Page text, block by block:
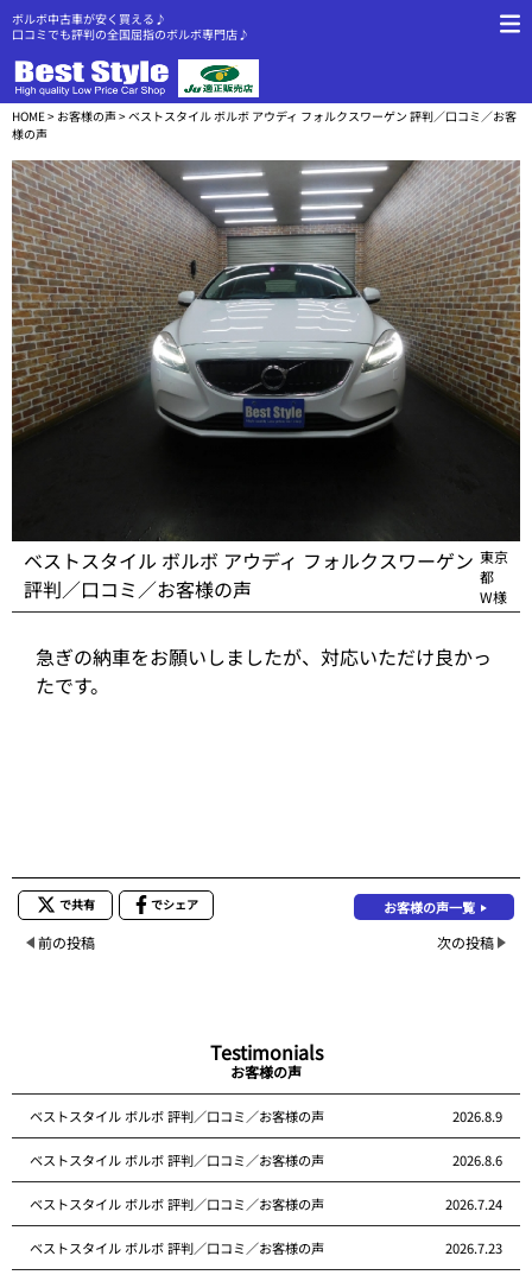
ボルボ中古車が安く買える♪
口コミでも評判の全国屈指のボルボ専門店♪
HOME> お客様の声> ベストスタイル ボルボ アウディ フォルクスワーゲン 評判／口コミ／お客
様の声
ベストスタイル ボルボ アウディ フォルクスワーゲン
評判／口コミ／お客様の声
東京
都
W様
急ぎの納車をお願いしましたが、対応いただけ良かっ
たです。
で共有 でシェア お客様の声一覧
前の投稿 次の投稿
Testimonials
お客様の声
ベストスタイル ボルボ 評判／口コミ／お客様の声 2026.8.9
ベストスタイル ボルボ 評判／口コミ／お客様の声 2026.8.6
ベストスタイル ボルボ 評判／口コミ／お客様の声 2026.7.24
ベストスタイル ボルボ 評判／口コミ／お客様の声 2026.7.23